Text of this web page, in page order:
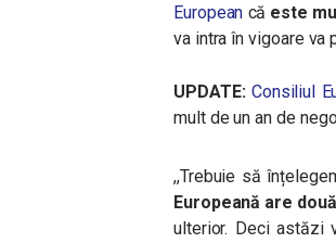
European că este
va intra în vigoare va
UPDATE: Consiliul
mult de un an de
,,Trebuie să
Europeană are
ulterior. Deci astăzi